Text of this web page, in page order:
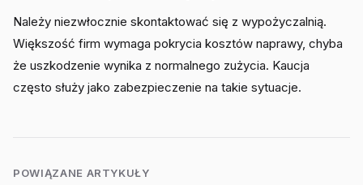
Należy niezwłocznie skontaktować się z wypożyczalnią.
Większość firm wymaga pokrycia kosztów naprawy, chyba
że uszkodzenie wynika z normalnego zużycia. Kaucja
często służy jako zabezpieczenie na takie sytuacje.
POWIĄZANE ARTYKUŁY